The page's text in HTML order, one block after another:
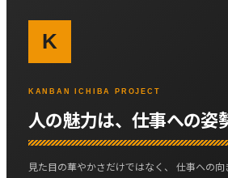
K
KANBAN ICHIBA PROJECT
人の魅力は、仕事への姿
見た目の華やかさだけではなく、 仕事への